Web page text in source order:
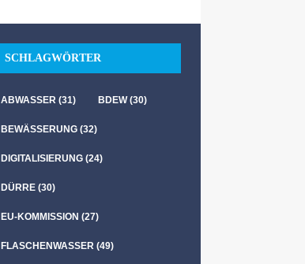
SCHLAGWÖRTER
ABWASSER (31) BDEW(30)
BEWÄSSERUNG(32)
DIGITALISIERUNG(24)
DÜRRE(30)
EU-KOMMISSION (27)
FLASCHENWASSER (49)